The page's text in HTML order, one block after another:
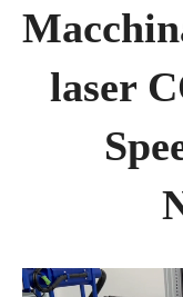
laser